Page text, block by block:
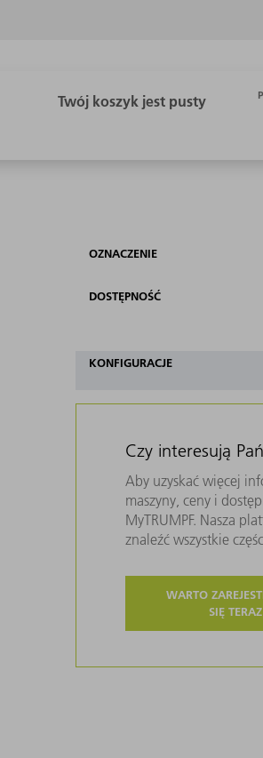
OZNACZENIE
DOSTĘPNOŚĆ
KONFIGURACJE
Czy interesują
Aby uzyskać więcej
maszyny, ceny i
MyTRUMPF. Nasza
znaleźć wszystkie
WARTO
SIĘ TERAZ